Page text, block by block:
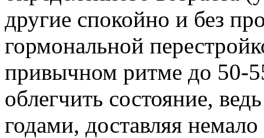
другие спокойно и без
гормональной
привычном ритме до 50-
облегчить состояние,
годами, доставляя